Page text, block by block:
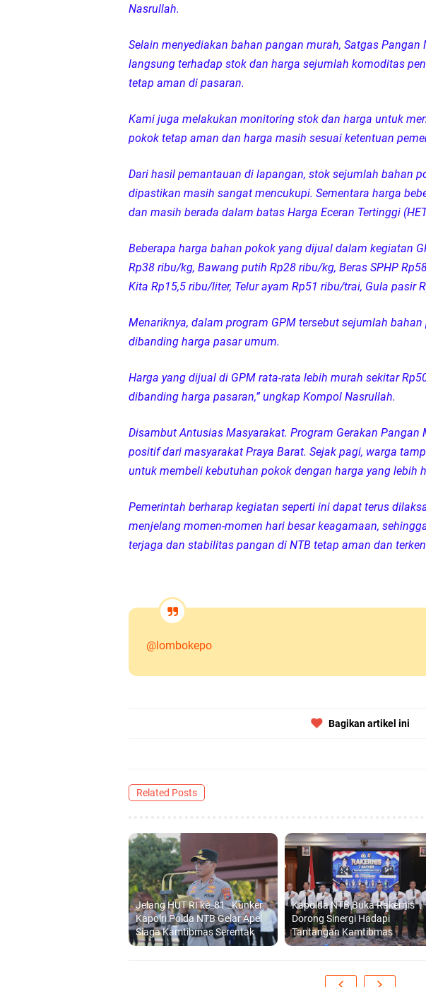
Nasrullah.
Selain menyediakan bahan pangan murah, Satgas Pangan
langsung terhadap stok dan harga sejumlah komoditas
tetap aman di pasaran.
Kami juga melakukan monitoring stok dan harga untuk
pokok tetap aman dan harga masih sesuai ketentuan
Dari hasil pemantauan di lapangan, stok sejumlah bahan
dipastikan masih sangat mencukupi. Sementara harga
dan masih berada dalam batas Harga Eceran Tertinggi
Beberapa harga bahan pokok yang dijual dalam kegiatan
Rp38 ribu/kg, Bawang putih Rp28 ribu/kg, Beras SPHP
Kita Rp15,5 ribu/liter, Telur ayam Rp51 ribu/trai, Gula pasir
Menariknya, dalam program GPM tersebut sejumlah
dibanding harga pasar umum.
Harga yang dijual di GPM rata-rata lebih murah sekitar
dibanding harga pasaran,” ungkap Kompol Nasrullah.
Disambut Antusias Masyarakat. Program Gerakan
positif dari masyarakat Praya Barat. Sejak pagi, warga
untuk membeli kebutuhan pokok dengan harga yang lebih
Pemerintah berharap kegiatan seperti ini dapat terus
menjelang momen-momen hari besar keagamaan,
terjaga dan stabilitas pangan di NTB tetap aman dan
@lombokepo
Bagikan artikel ini
Related Posts
Jelang HUT RI ke_81 _Kunker
Kapolri Polda NTB Gelar Apel
Siaga Kamtibmas Serentak
Kapolda NTB Buka Rakernis
Dorong Sinergi Hadapi
Tantangan Kamtibmas